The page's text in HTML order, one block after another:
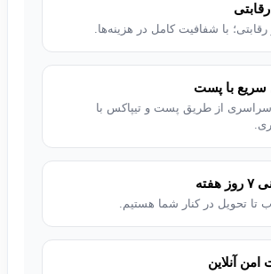
رقابتی؛ با شفافیت کامل در هزینه‌ها.
سریع با پست
سراسری از طریق پست و تیپاکس با
هفته
تا تحویل در کنار شما هستیم.
امن آنلاین